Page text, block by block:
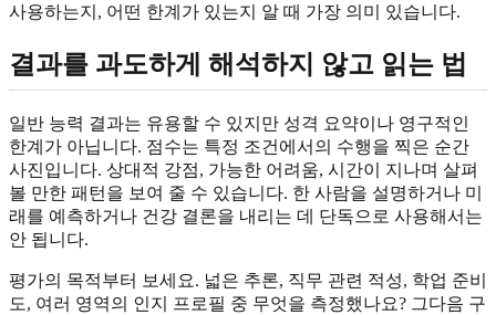
사용하는지, 어떤 한계가 있는지 알 때 가장 의미 있습니다.
결과를 과도하게 해석하지 않고 읽는 법
일반 능력 결과는 유용할 수 있지만 성격 요약이나 영구적인
한계가 아닙니다. 점수는 특정 조건에서의 수행을 찍은 순간
사진입니다. 상대적 강점, 가능한 어려움, 시간이 지나며 살펴
볼 만한 패턴을 보여 줄 수 있습니다. 한 사람을 설명하거나 미
래를 예측하거나 건강 결론을 내리는 데 단독으로 사용해서는
안 됩니다.
평가의 목적부터 보세요. 넓은 추론, 직무 관련 적성, 학업 준비
도, 여러 영역의 인지 프로필 중 무엇을 측정했나요? 그다음 구